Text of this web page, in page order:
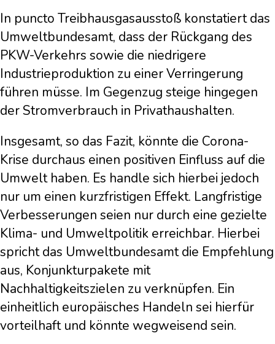
In puncto Treibhausgasausstoß konstatiert das
Umweltbundesamt, dass der Rückgang des
PKW-Verkehrs sowie die niedrigere
Industrieproduktion zu einer Verringerung
führen müsse. Im Gegenzug steige hingegen
der Stromverbrauch in Privathaushalten.
Insgesamt, so das Fazit, könnte die Corona-
Krise durchaus einen positiven Einfluss auf die
Umwelt haben. Es handle sich hierbei jedoch
nur um einen kurzfristigen Effekt. Langfristige
Verbesserungen seien nur durch eine gezielte
Klima- und Umweltpolitik erreichbar. Hierbei
spricht das Umweltbundesamt die Empfehlung
aus, Konjunkturpakete mit
Nachhaltigkeitszielen zu verknüpfen. Ein
einheitlich europäisches Handeln sei hierfür
vorteilhaft und könnte wegweisend sein.